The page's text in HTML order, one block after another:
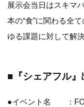
展示会当日はスキマ
本の“食”に関わる全
ゆる課題に対して解
■『シェアフル』
●イベント名 ：